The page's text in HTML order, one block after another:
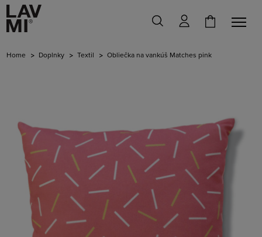
Home Doplnky Textil Obliečka na vankúš Matches pink